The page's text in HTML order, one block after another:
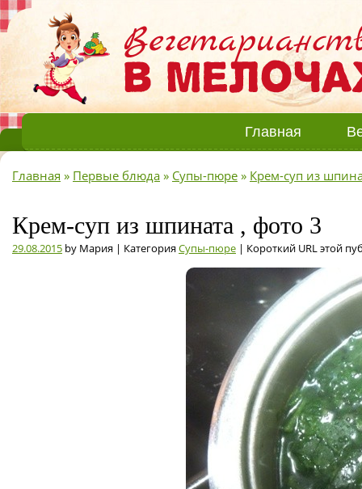
Главная
Главная » Первые блюда » Супы-пюре » Крем-суп из
Крем-суп из шпината , фото 3
29.08.2015 by Мария | КатегорияСупы-пюре | Короткий URL этой